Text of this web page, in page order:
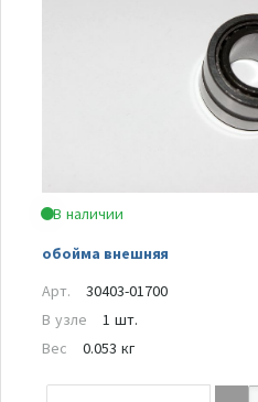
В наличии
обойма внешняя
Арт.
30403-01700
В узле
1 шт.
Вес
0.053 кг